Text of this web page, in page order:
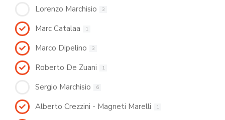
Lorenzo Marchisio 3
Marc Catalaa 1
Marco Dipelino 3
Roberto De Zuani 1
Sergio Marchisio 6
Alberto Crezzini - Magneti Marelli 1